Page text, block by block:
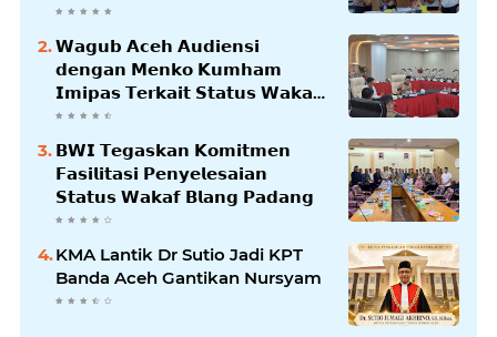
𝗪𝗮𝗴𝘂𝗯 𝗔𝗰𝗲𝗵 𝗔𝘂𝗱𝗶𝗲𝗻𝘀𝗶
𝗱𝗲𝗻𝗴𝗮𝗻 𝗠𝗲𝗻𝗸𝗼 𝗞𝘂𝗺𝗵𝗮𝗺
𝗜𝗺𝗶𝗽𝗮𝘀 𝗧𝗲𝗿𝗸𝗮𝗶𝘁 𝗦𝘁𝗮𝘁𝘂𝘀 𝗪𝗮𝗸𝗮𝗳
𝗕𝗹𝗮𝗻𝗴𝗽𝗮𝗱𝗮𝗻𝗴
𝗕𝗪𝗜 𝗧𝗲𝗴𝗮𝘀𝗸𝗮𝗻 𝗞𝗼𝗺𝗶𝘁𝗺𝗲𝗻
𝗙𝗮𝘀𝗶𝗹𝗶𝘁𝗮𝘀𝗶 𝗣𝗲𝗻𝘆𝗲𝗹𝗲𝘀𝗮𝗶𝗮𝗻
𝗦𝘁𝗮𝘁𝘂𝘀 𝗪𝗮𝗸𝗮𝗳 𝗕𝗹𝗮𝗻𝗴 𝗣𝗮𝗱𝗮𝗻𝗴
KMA Lantik Dr Sutio Jadi KPT
Banda Aceh Gantikan Nursyam